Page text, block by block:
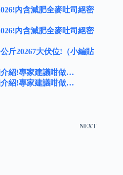
內含減肥全麥吐司絕密
內含減肥全麥吐司絕密
斤20267大伏位!（小編貼
介紹!專家建議咁做…
介紹!專家建議咁做…
NEXT